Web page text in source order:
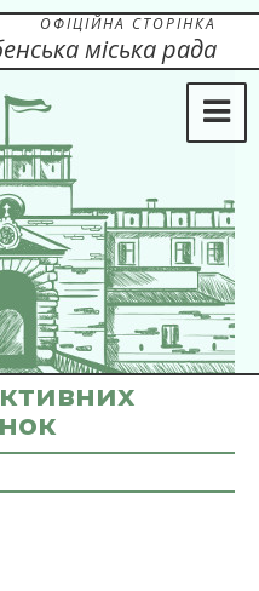
ОФІЦІЙНА СТОРІНКА
міська рада